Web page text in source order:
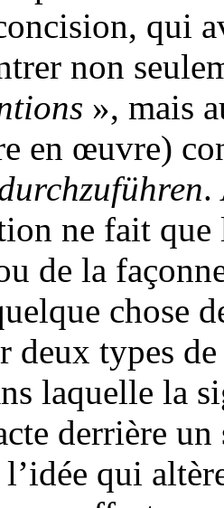
qui
non
», mais
en œuvre)
.
ne fait
de la
chose
deux types
laquelle la
derrière
qui